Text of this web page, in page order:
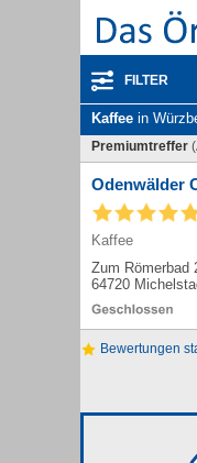
FILTER
Kaffee in
Premiumtreffer
Odenwälder
Kaffee
Zum Römerbad
64720
Bewertungen